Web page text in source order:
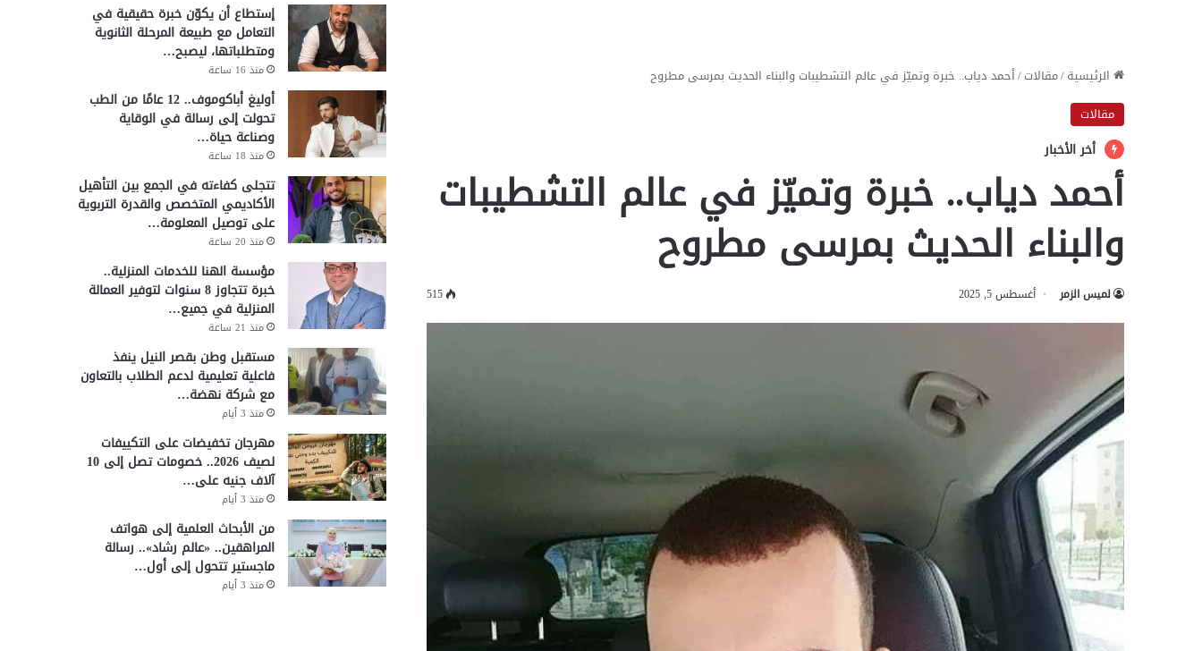
الرئيسية/مقالات/أحمد دياب.. خبرة وتميّز في عالم التشطيبات والبناء الحديث بمرسى مطروح
مقالات
أخر الأخبار
أحمد دياب.. خبرة وتميّز في عالم التشطيبات
والبناء الحديث بمرسى مطروح
لميس الزمر أغسطس 5, 2025 515
إستطاع أن يكوّن خبرة حقيقية في
التعامل مع طبيعة المرحلة الثانوية
ومتطلباتها، ليصبح…
منذ 16 ساعة
أوليغ أباكوموف.. 12 عامًا من الطب
تحولت إلى رسالة في الوقاية
وصناعة حياة…
منذ 18 ساعة
تتجلى كفاءته في الجمع بين التأهيل
الأكاديمي المتخصص والقدرة التربوية
على توصيل المعلومة…
منذ 20 ساعة
مؤسسة الهنا للخدمات المنزلية..
خبرة تتجاوز 8 سنوات لتوفير العمالة
المنزلية في جميع…
منذ 21 ساعة
مستقبل وطن بقصر النيل ينفذ
فاعلية تعليمية لدعم الطلاب بالتعاون
مع شركة نهضة…
منذ 3 أيام
مهرجان تخفيضات على التكييفات
لصيف 2026.. خصومات تصل إلى 10
آلاف جنيه على…
منذ 3 أيام
من الأبحاث العلمية إلى هواتف
المراهقين.. «عالم رشاد».. رسالة
ماجستير تتحول إلى أول…
منذ 3 أيام